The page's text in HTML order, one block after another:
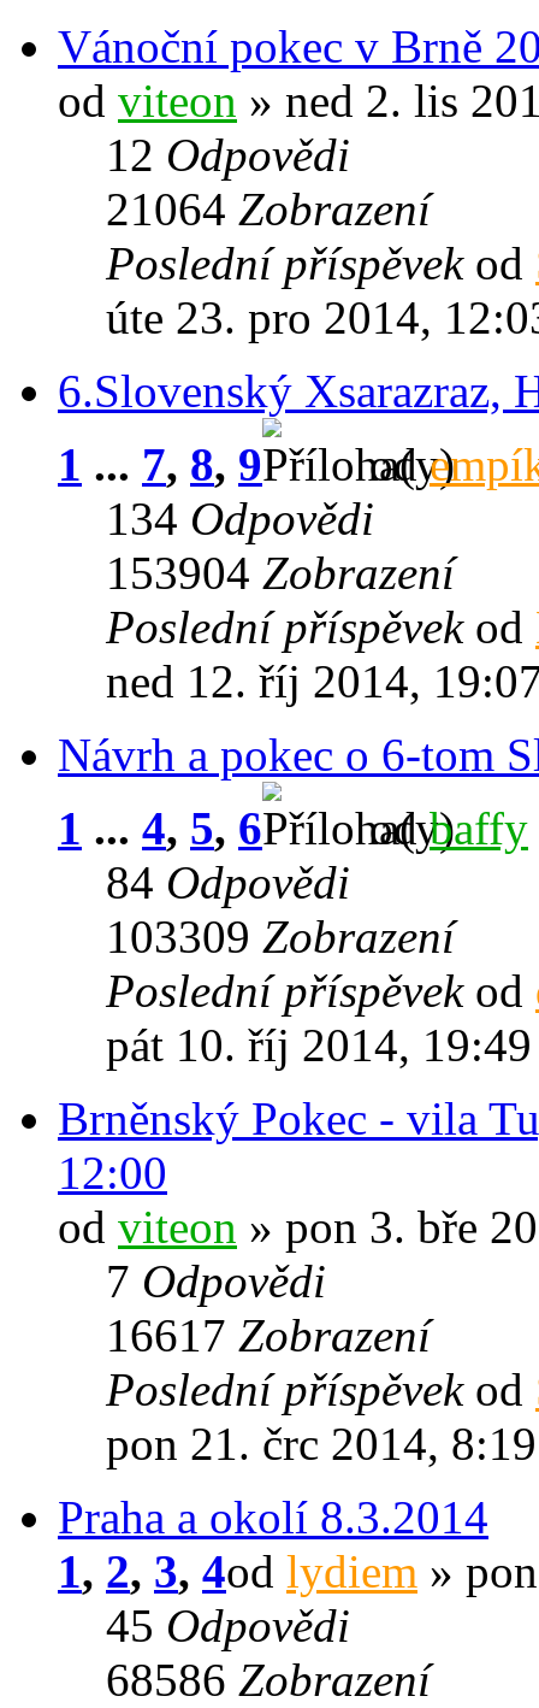
Vánoční pokec v Brně
od viteon » ned 2. lis
12 Odpovědi
21064 Zobrazení
Poslední příspěvek od
úte 23. pro 2014,
6.Slovenský Xsarazraz,
1 ... 7, 8, 9 od
134 Odpovědi
153904 Zobrazení
Poslední příspěvek od
ned 12. říj 2014,
Návrh a pokec o 6-tom
1 ... 4, 5, 6 odbaffy
84 Odpovědi
103309 Zobrazení
Poslední příspěvek od
pát 10. říj 2014, 19:49
Brněnský Pokec - vila
12:00
od viteon » pon 3. bře
7 Odpovědi
16617 Zobrazení
Poslední příspěvek od
pon 21. črc 2014, 8:19
Praha a okolí 8.3.2014
1, 2, 3, 4od lydiem »
45 Odpovědi
68586 Zobrazení